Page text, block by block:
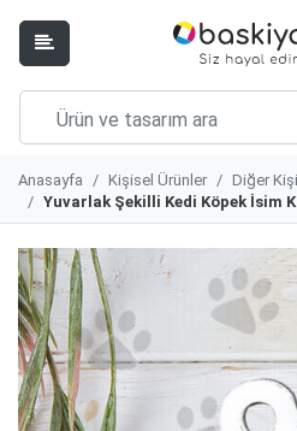
Anasayfa Kişisel Ürünler
Diğer
Yuvarlak Şekilli Kedi Köpek İsim